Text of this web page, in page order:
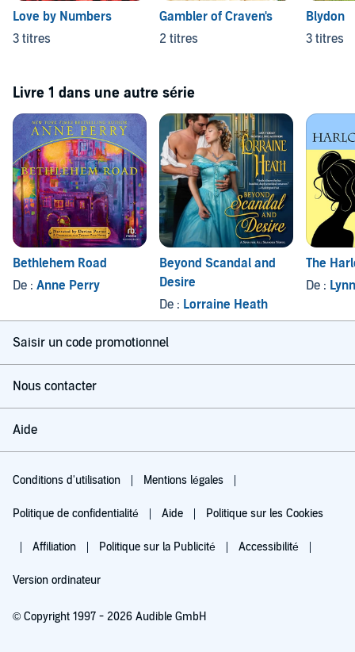
Love by Numbers
3 titres
Gambler of Craven's
2 titres
Blydon
3 titres
Livre 1 dans une autre série
Bethlehem Road
De : Anne Perry
Beyond Scandal and
Desire
De : Lorraine Heath
The
De :
Saisir un code promotionnel
Nous contacter
Aide
Conditions d'utilisation Mentions légales
Politique de confidentialité Aide Politique sur les Cookies
Affiliation Politique sur la Publicité Accessibilité
Version ordinateur
© Copyright 1997 - 2026 Audible GmbH